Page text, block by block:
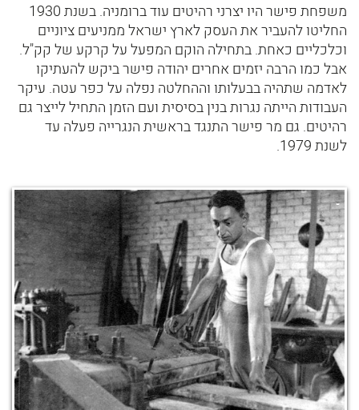
משפחת פישר היו יצרני רהיטים עוד ברומניה. בשנת 1930
החליטו להעביר את העסק לארץ ישראל ממניעים ציוניים
וכלכליים כאחת. בתחילה הוקם המפעל על קרקע של קק"ל.
אבל כמו הרבה יזמים אחרים יהודה פישר ביקש להעתיקו
לאדמה שתהיה בבעלותו וההחלטה נפלה על כפר עטה. עיקר
העבודות הייתה נגרות בנין בסיסית ועם הזמן התחיל לייצר גם
רהיטים. גם מר פישר התנגד בראשית הנגרייה פעלה עד
לשנת 1979.